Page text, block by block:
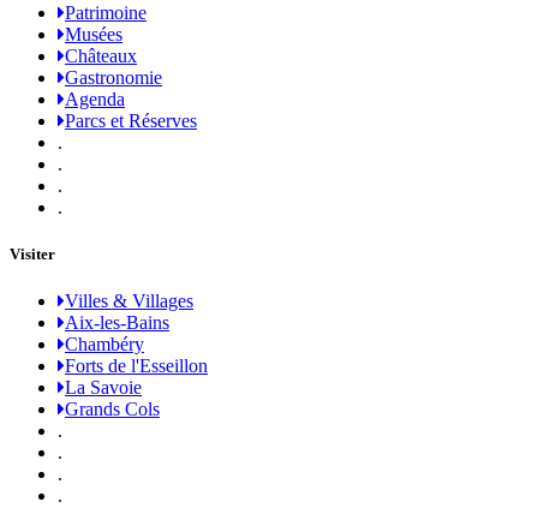
Patrimoine
Musées
Châteaux
Gastronomie
Agenda
Parcs et Réserves
.
.
.
.
Visiter
Villes & Villages
Aix-les-Bains
Chambéry
Forts de l'Esseillon
La Savoie
Grands Cols
.
.
.
.